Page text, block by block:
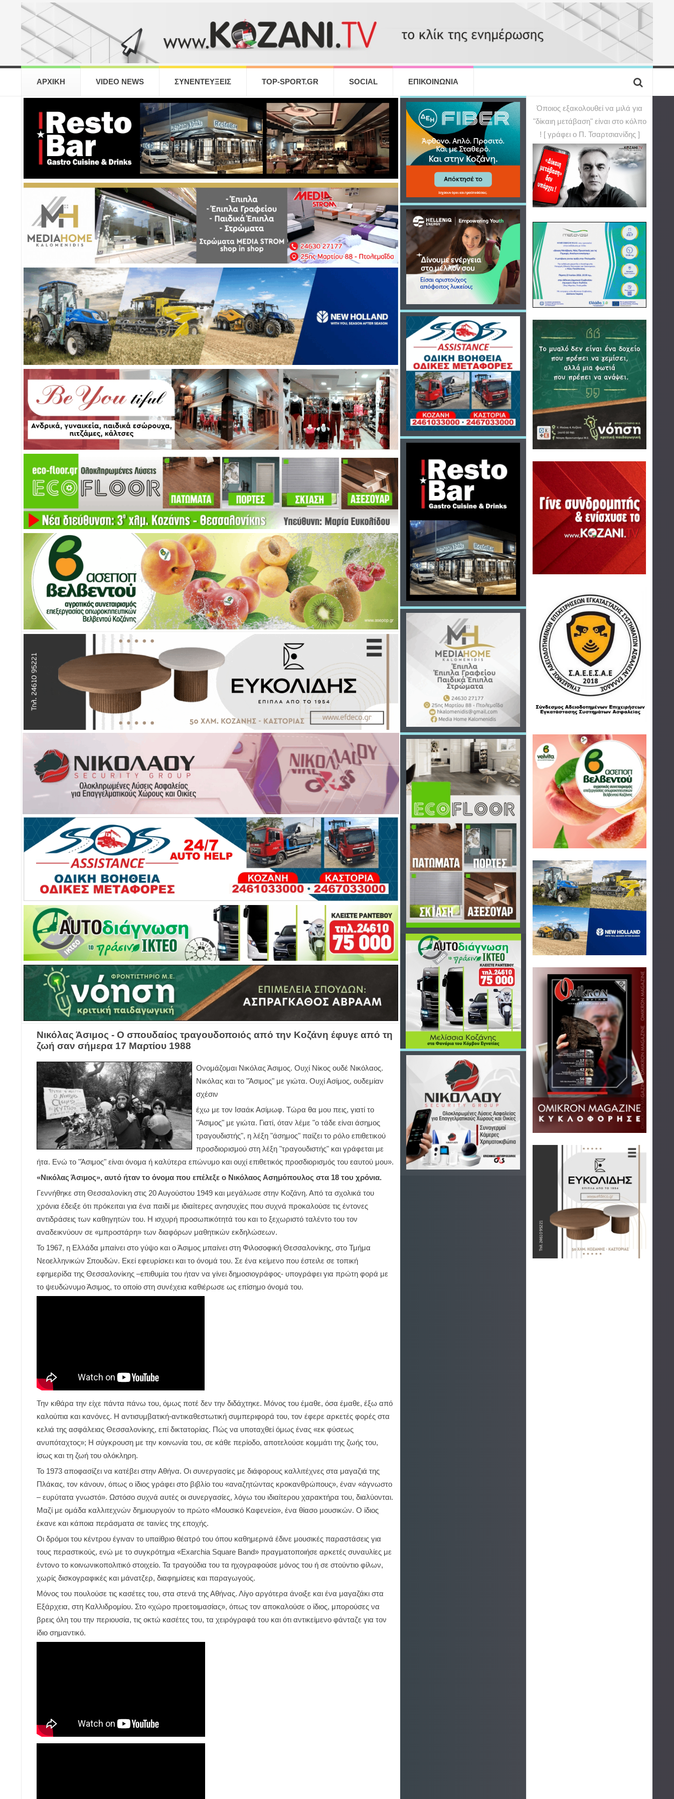
ΑΡΧΙΚΗ VIDEO NEWS ΣΥΝΕΝΤΕΥΞΕΙΣ TOP-SPORT.GR SOCIAL ΕΠΙΚΟΙΝΩΝΙΑ
Νικόλας Άσιμος - Ο σπουδαίος τραγουδοποιός από την Κοζάνη έφυγε από τη
ζωή σαν σήμερα 17 Μαρτίου 1988
Ονομάζομαι Νικόλας Άσιμος. Ουχί Νίκος ουδέ Νικόλαος.
Νικόλας και το "Άσιμος" με γιώτα. Ουχί Ασίμος, ουδεμίαν
σχέσιν
έχω με τον Ισαάκ Ασίμωφ. Τώρα θα μου πεις, γιατί το
"Άσιμος" με γιώτα. Γιατί, όταν λέμε "ο τάδε είναι άσημος
τραγουδιστής", η λέξη "άσημος" παίζει το ρόλο επιθετικού
προσδιορισμού στη λέξη "τραγουδιστής" και γράφεται με
ήτα. Ενώ το "Άσιμος" είναι όνομα ή καλύτερα επώνυμο και ουχί επιθετικός προσδιορισμός του εαυτού μου».
«Νικόλας Άσιμος», αυτό ήταν το όνομα που επέλεξε ο Νικόλαος Ασημόπουλος στα 18 του χρόνια.
Γεννήθηκε στη Θεσσαλονίκη στις 20 Αυγούστου 1949 και μεγάλωσε στην Κοζάνη. Από τα σχολικά του
χρόνια έδειξε ότι πρόκειται για ένα παιδί με ιδιαίτερες ανησυχίες που συχνά προκαλούσε τις έντονες
αντιδράσεις των καθηγητών του. Η ισχυρή προσωπικότητά του και το ξεχωριστό ταλέντο του τον
αναδεικνύουν σε «μπροστάρη» των διαφόρων μαθητικών εκδηλώσεων.
Το 1967, η Ελλάδα μπαίνει στο γύψο και ο Άσιμος μπαίνει στη Φιλοσοφική Θεσσαλονίκης, στο Τμήμα
Νεοελληνικών Σπουδών. Εκεί εφευρίσκει και το όνομά του. Σε ένα κείμενο που έστειλε σε τοπική
εφημερίδα της Θεσσαλονίκης –επιθυμία του ήταν να γίνει δημοσιογράφος- υπογράφει για πρώτη φορά με
το ψευδώνυμο Άσιμος, το οποίο στη συνέχεια καθιέρωσε ως επίσημο όνομά του.
Την κιθάρα την είχε πάντα πάνω του, όμως ποτέ δεν την διδάχτηκε. Μόνος του έμαθε, όσα έμαθε, έξω από
καλούπια και κανόνες. Η αντισυμβατική-αντικαθεστωτική συμπεριφορά του, τον έφερε αρκετές φορές στα
κελιά της ασφάλειας Θεσσαλονίκης, επί δικτατορίας. Πώς να υποταχθεί όμως ένας «εκ φύσεως
ανυπόταχτος»; Η σύγκρουση με την κοινωνία του, σε κάθε περίοδο, αποτελούσε κομμάτι της ζωής του,
ίσως και τη ζωή του ολόκληρη.
Το 1973 αποφασίζει να κατέβει στην Αθήνα. Οι συνεργασίες με διάφορους καλλιτέχνες στα μαγαζιά της
Πλάκας, τον κάνουν, όπως ο ίδιος γράφει στο βιβλίο του «αναζητώντας κροκανθρώπους», έναν «άγνωστο
– ευρύτατα γνωστό». Ωστόσο συχνά αυτές οι συνεργασίες, λόγω του ιδιαίτερου χαρακτήρα του, διαλύονται.
Μαζί με ομάδα καλλιτεχνών δημιουργούν το πρώτο «Μουσικό Καφενείο», ένα θίασο μουσικών. Ο ίδιος
έκανε και κάποια περάσματα σε ταινίες της εποχής.
Οι δρόμοι του κέντρου έγιναν το υπαίθριο θέατρό του όπου καθημερινά έδινε μουσικές παραστάσεις για
τους περαστικούς, ενώ με το συγκρότημα «Exarchia Square Band» πραγματοποιήσε αρκετές συναυλίες με
έντονο το κοινωνικοπολιτικό στοιχείο. Τα τραγούδια του τα ηχογραφούσε μόνος του ή σε στούντιο φίλων,
χωρίς δισκογραφικές και μάνατζερ, διαφημίσεις και παραγωγούς.
Μόνος του πουλούσε τις κασέτες του, στα στενά της Αθήνας. Λίγο αργότερα άνοιξε και ένα μαγαζάκι στα
Εξάρχεια, στη Καλλιδρομίου. Στο «χώρο προετοιμασίας», όπως τον αποκαλούσε ο ίδιος, μπορούσες να
βρεις όλη του την περιουσία, τις οκτώ κασέτες του, τα χειρόγραφά του και ότι αντικείμενο φάνταζε για τον
ίδιο σημαντικό.
Όποιος εξακολουθεί να μιλά για
"δίκαιη μετάβαση" είναι στο κόλπο
! [ γράφει ο Π. Τσαρτσιανίδης ]